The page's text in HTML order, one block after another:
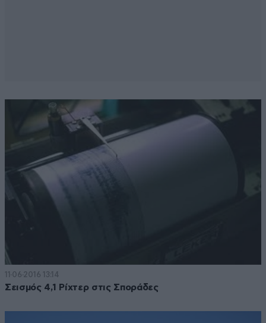
11·06·2016 13:14
Σεισμός 4,1 Ρίχτερ στις Σποράδες